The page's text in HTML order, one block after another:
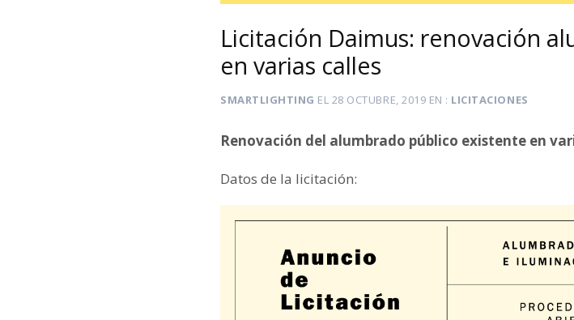
Licitación Daimus: renovación
en varias calles
SMARTLIGHTING EL 28 OCTUBRE, 2019 EN LICITACIONES
Renovación del alumbrado público existente en
Datos de la licitación: